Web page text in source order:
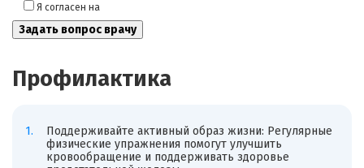
Я согласен на
Профилактика
Поддерживайте активный образ жизни: Регулярные
физические упражнения помогут улучшить
кровообращение и поддерживать здоровье